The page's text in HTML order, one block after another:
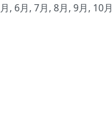
, 6月, 7月, 8月, 9月, 10